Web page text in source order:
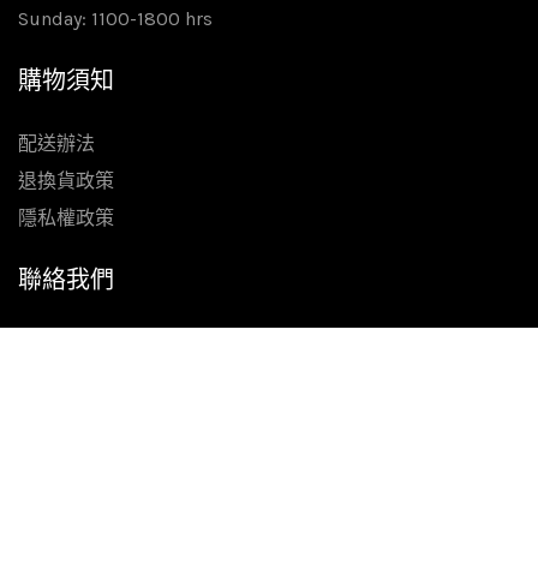
Sunday: 1100-1800 hrs
購物須知
配送辦法
退換貨政策
隱私權政策
聯絡我們